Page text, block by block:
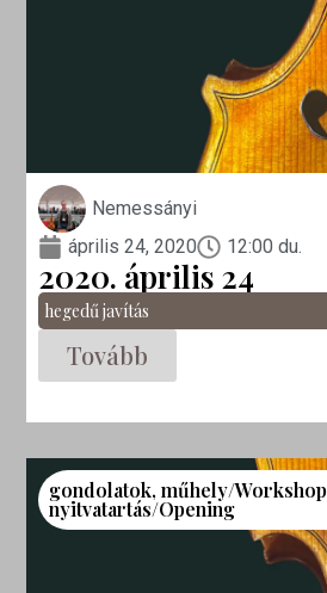
Nemessányi
április 24, 2020
12:00 du.
2020. április 24
hegedű javítás
Tovább
gondolatok,műhely/Workshop
nyitvatartás/Opening